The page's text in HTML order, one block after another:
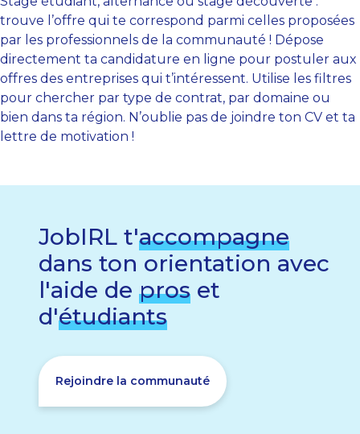
trouve l’offre qui te correspond parmi celles proposées
par les professionnels de la communauté ! Dépose
directement ta candidature en ligne pour postuler aux
offres des entreprises qui t’intéressent. Utilise les filtres
pour chercher par type de contrat, par domaine ou
bien dans ta région. N’oublie pas de joindre ton CV et ta
lettre de motivation !
JobIRL t'accompagne
dans ton orientation avec
l'aide de pros et
d'étudiants
Rejoindre la communauté